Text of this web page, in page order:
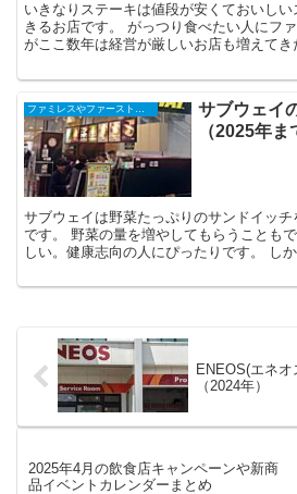
いきなりステーキは値段が安くておいし
きるお店です。 がっつり食べたい人にフ
がここ数年は経営が厳しいお店も増えて
ファミレスやファーストフード、コンビニ、スーパーなどの閉店店舗一覧（2025年）
サブウェイ
（2025年ま
サブウェイは野菜たっぷりのサンドイッ
です。 野菜の量を増やしてもらうことも
しい。健康志向の人にぴったりです。 し
ENEOS(エネオ
（2024年）
2025年4月の飲食店キャンペーンや新商
品イベントカレンダーまとめ